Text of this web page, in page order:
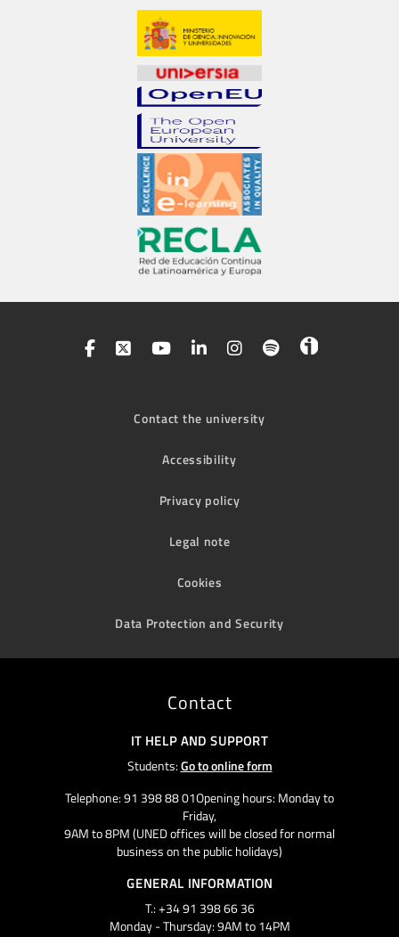
Contact the university
Accessibility
Privacy policy
Legal note
Cookies
Data Protection and Security
Contact
IT HELP AND SUPPORT
Students:Go to online form
Telephone: 91 398 88 01Opening hours: Monday to
Friday,
9AM to 8PM (UNED offices will be closed for normal
business on the public holidays)
GENERAL INFORMATION
T.: +34 91 398 66 36
Monday - Thursday: 9AM to 14PM